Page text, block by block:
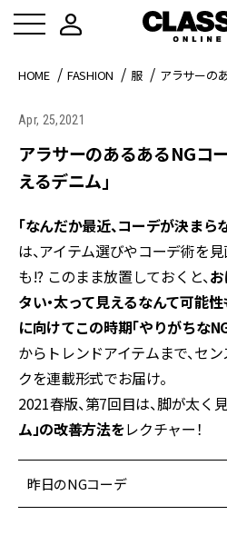
HOME FASHION 服 アラサーの
Apr, 25,2021
アラサーのあるあるNGコ
えるデニム」
「なんだか最近、コーデが決まら
は、アイテム選びやコーデ術を
も!? このまま放置しておくと、
タい・太って見えるなんて可能性
に向けてこの時期「やりがちな
からトレンドアイテムまで、セ
クを連載形式でお届け。
2021春版、第7回目は、脚が太く
ム」の改善方法をレクチャー！
昨日のNGコーデ